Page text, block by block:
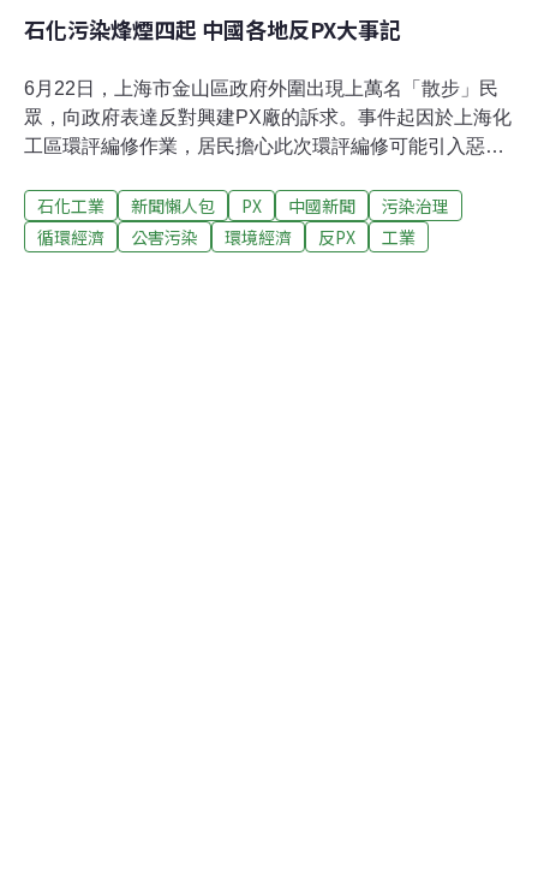
石化污染烽煙四起 中國各地反PX大事記
6月22日，上海市金山區政府外圍出現上萬名「散步」民
眾，向政府表達反對興建PX廠的訴求。事件起因於上海化
工區環評編修作業，居民擔心此次環評編修可能引入惡名
經地方政府集會遊行許可的狀況下一起上街散步，散步人
數一度達到5萬人。22日事件發生後，金山區政府隨即發
石化工業 新聞懶人包 PX 中國新聞
污染治理
循環經濟
公害污染 環境經濟 反PX 工業